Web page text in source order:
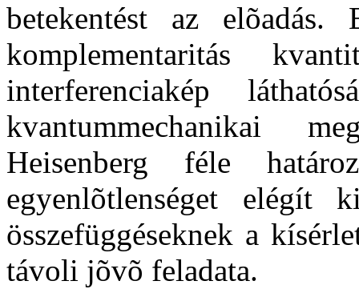
betekentést az
komplementaritás
interferenciakép
kvantummechanikai
Heisenberg féle
egyenlõtlenséget elégít
összefüggéseknek a
távoli jõvõ feladata.